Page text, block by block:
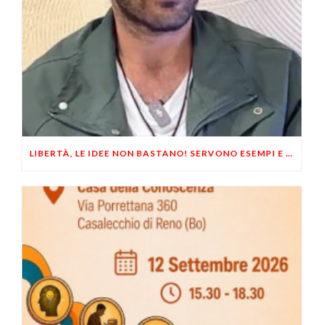
LIBERTÀ, LE IDEE NON BASTANO! SERVONO ESEMPI E UN PO’ DI COERENZA